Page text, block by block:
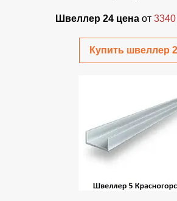
Швеллер 24 цена от 3340
Купить швеллер